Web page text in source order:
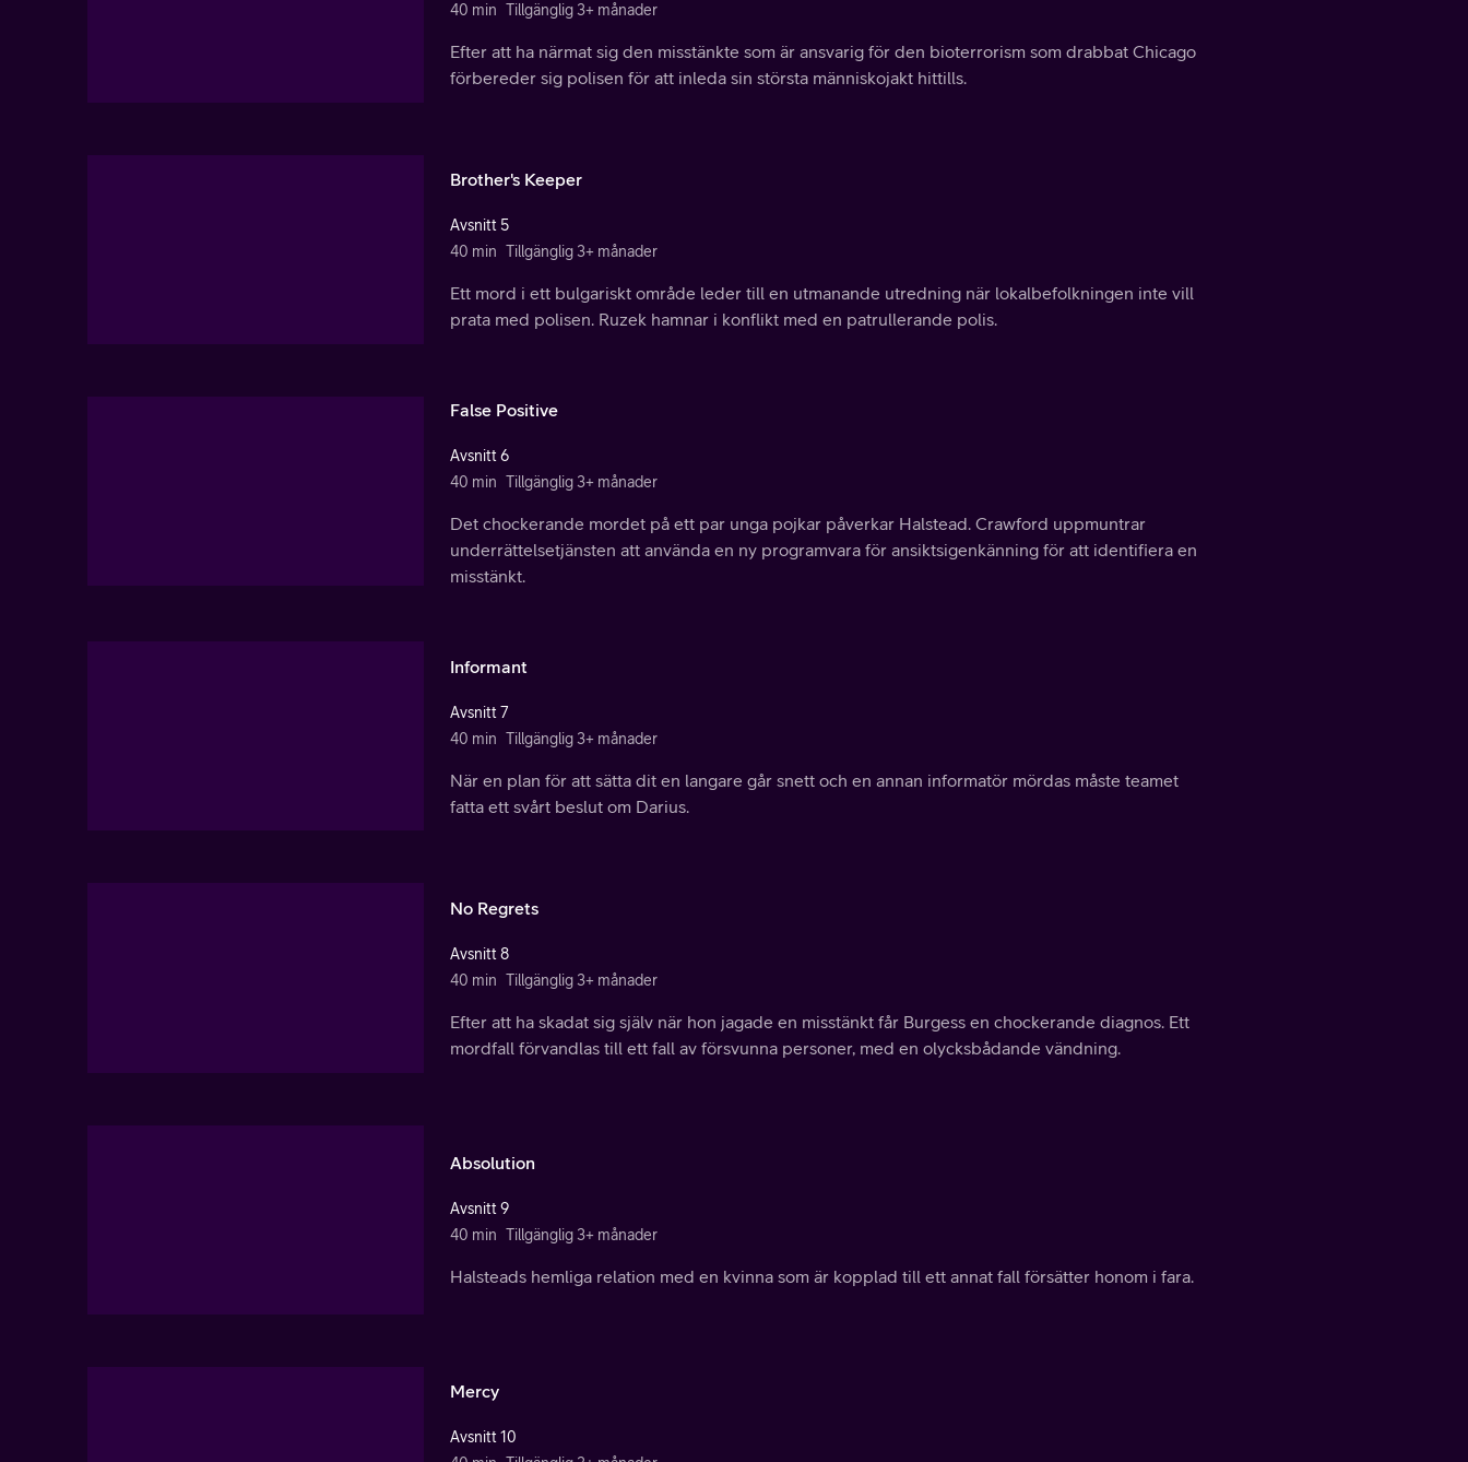
40 min Tillgänglig 3+ månader
Efter att ha närmat sig den misstänkte som är ansvarig för den bioterrorism som drabbat Chicago
förbereder sig polisen för att inleda sin största människojakt hittills.
Brother's Keeper
Avsnitt 5
40 min Tillgänglig 3+ månader
Ett mord i ett bulgariskt område leder till en utmanande utredning när lokalbefolkningen inte vill
prata med polisen. Ruzek hamnar i konflikt med en patrullerande polis.
False Positive
Avsnitt 6
40 min Tillgänglig 3+ månader
Det chockerande mordet på ett par unga pojkar påverkar Halstead. Crawford uppmuntrar
underrättelsetjänsten att använda en ny programvara för ansiktsigenkänning för att identifiera en
misstänkt.
Informant
Avsnitt 7
40 min Tillgänglig 3+ månader
När en plan för att sätta dit en langare går snett och en annan informatör mördas måste teamet
fatta ett svårt beslut om Darius.
No Regrets
Avsnitt 8
40 min Tillgänglig 3+ månader
Efter att ha skadat sig själv när hon jagade en misstänkt får Burgess en chockerande diagnos. Ett
mordfall förvandlas till ett fall av försvunna personer, med en olycksbådande vändning.
Absolution
Avsnitt 9
40 min Tillgänglig 3+ månader
Halsteads hemliga relation med en kvinna som är kopplad till ett annat fall försätter honom i fara.
Mercy
Avsnitt 10